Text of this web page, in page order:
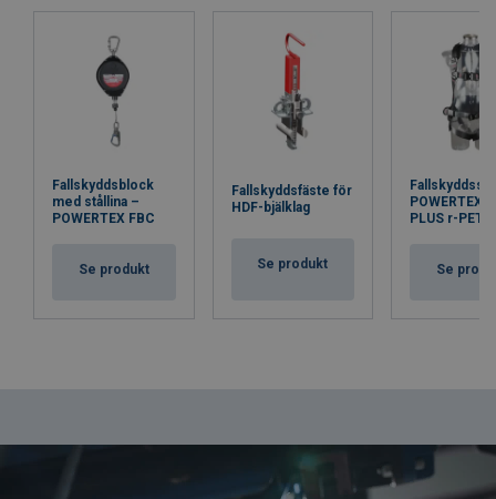
Fallskyddsblock
med stållina –
POWERTEX FBC
Se produkt
Fallskyddsfäste för
HDF-bjälklag
Se produkt
POWERTEX
PLUS r-PET
Se